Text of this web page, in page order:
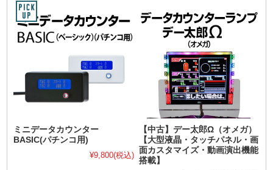
ミニデータカウンター
BASIC(パチンコ用)
¥9,800(税込)
【中古】デー太郎Ω（オメガ）
【大型液晶・タッチパネル・画
面カスタマイズ・動画演出機能
搭載】